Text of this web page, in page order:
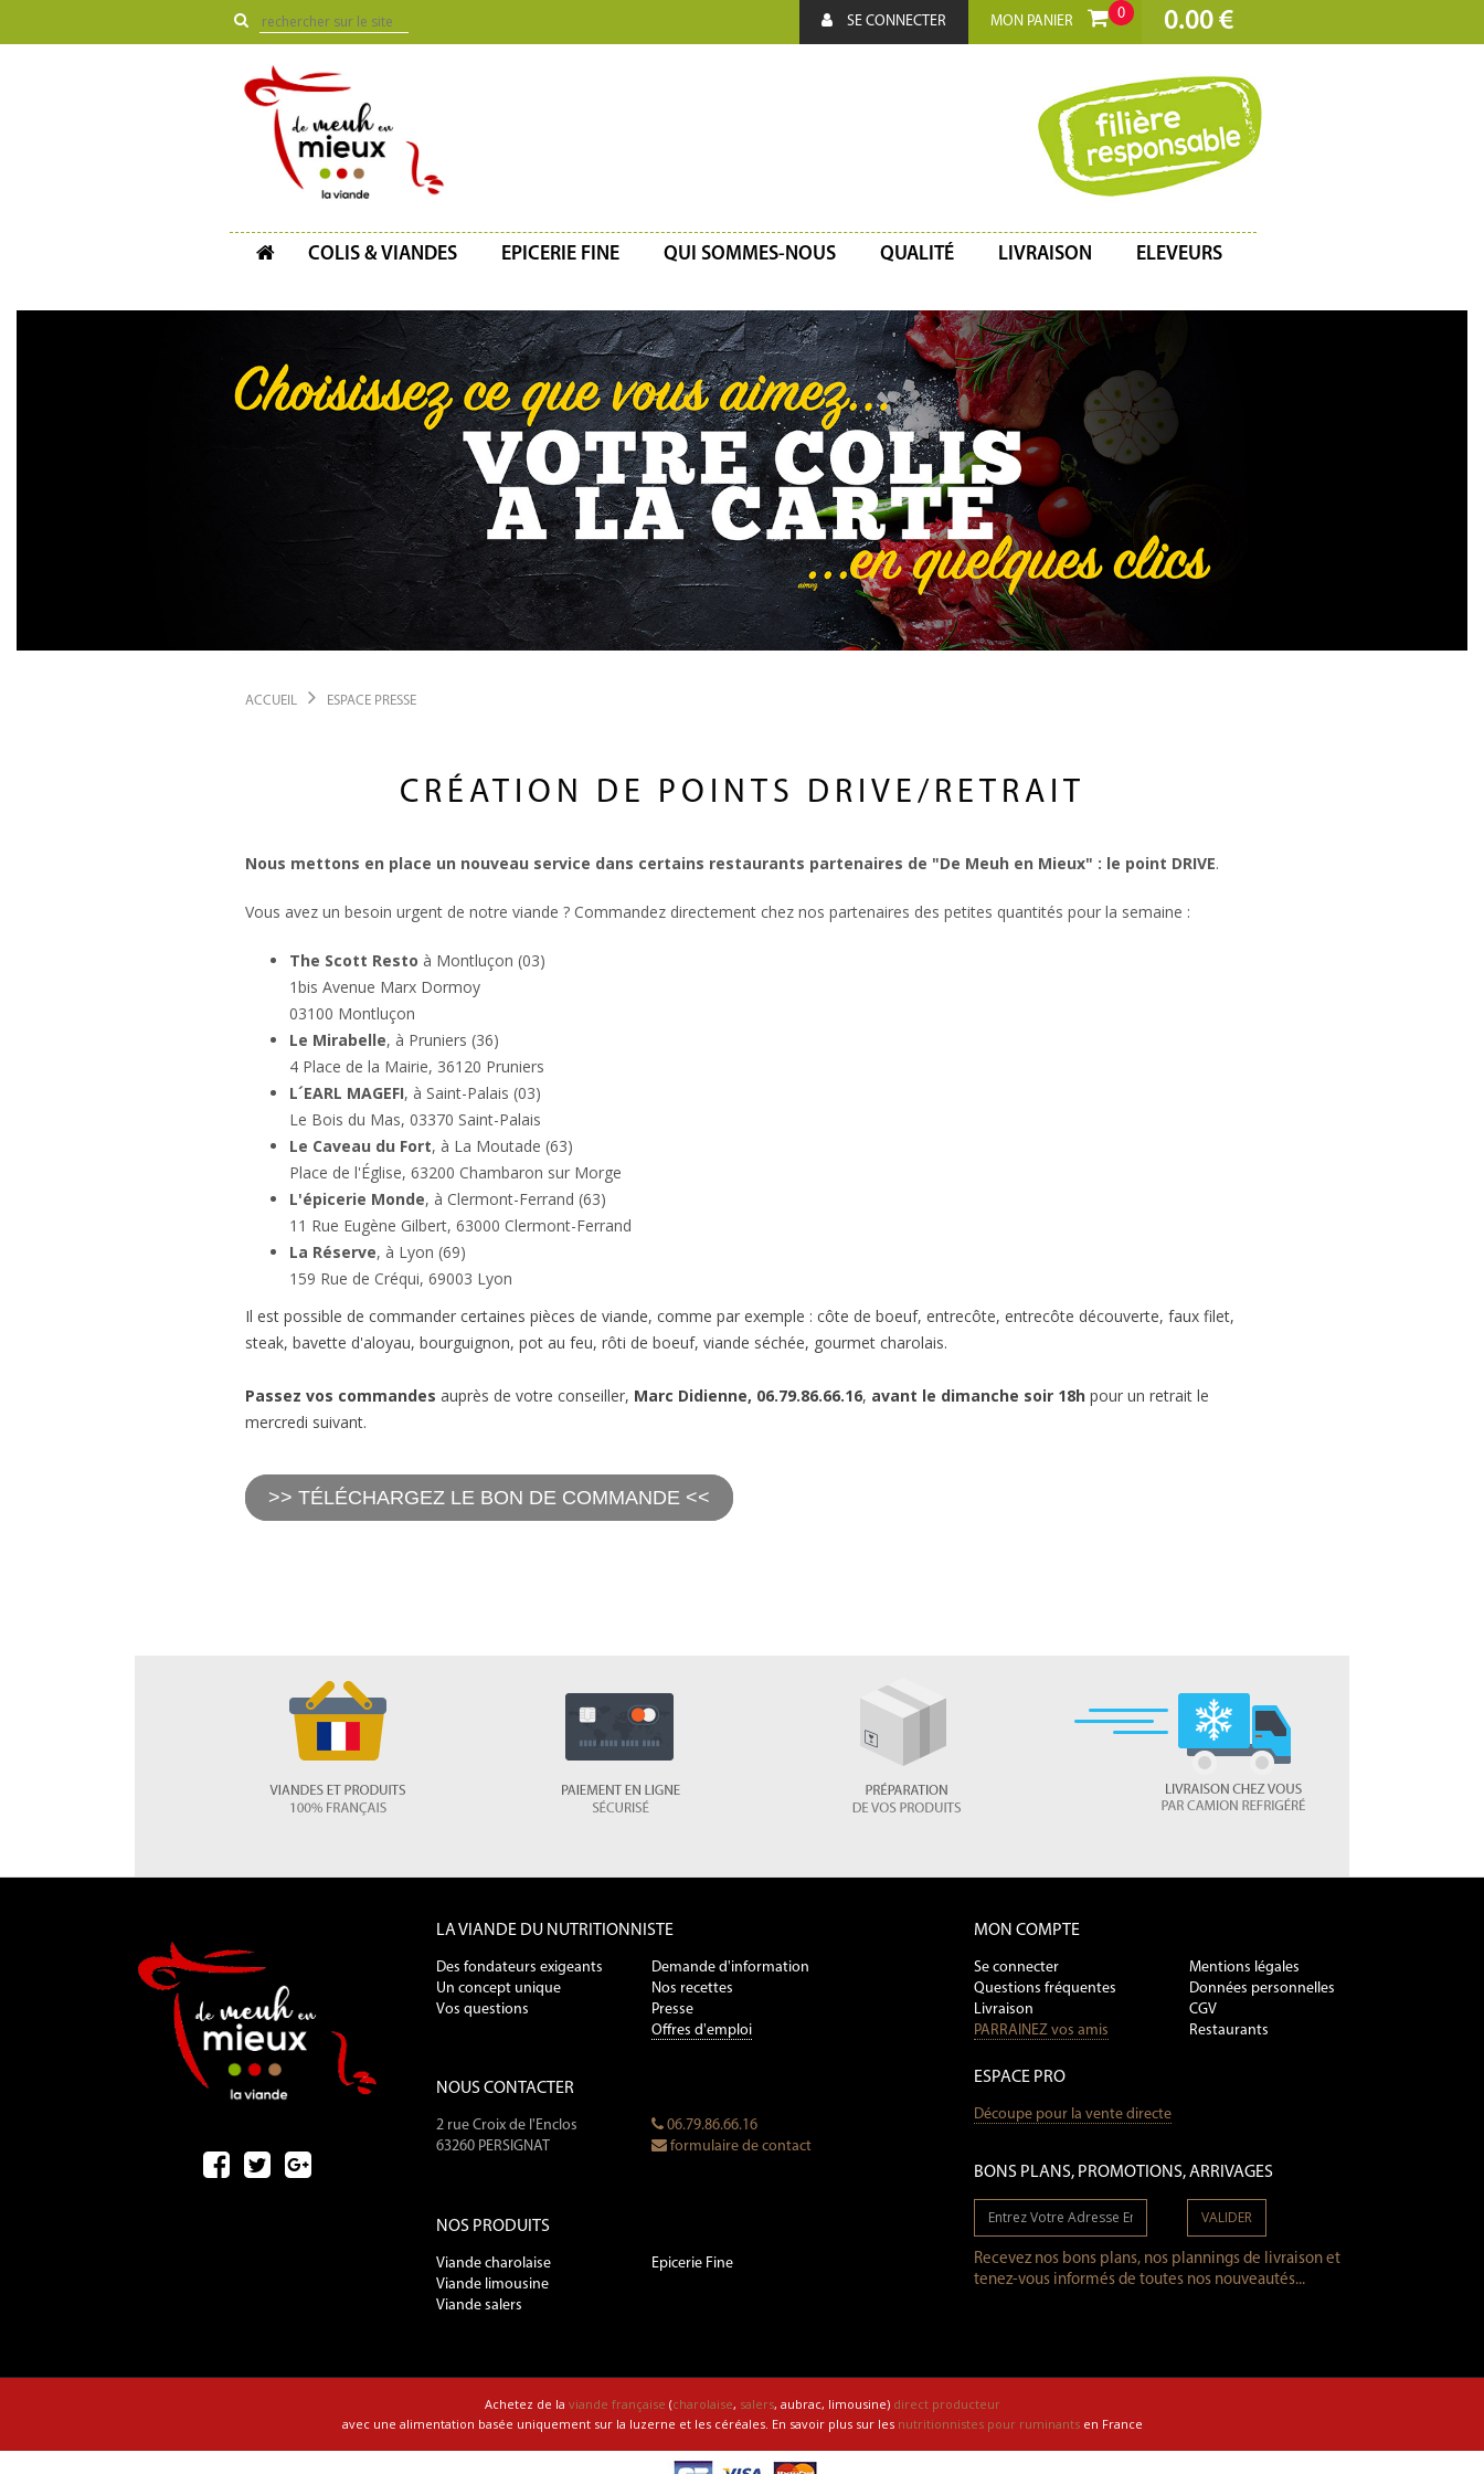
SE CONNECTER MON PANIER 0 0.00 €
COLIS & VIANDES EPICERIE FINE QUI SOMMES-NOUS QUALITÉ LIVRAISON ELEVEURS
ACCUEIL ESPACE PRESSE
CRÉATION DE POINTS DRIVE/RETRAIT
Nous mettons en place un nouveau service dans certains restaurants partenaires de "De Meuh en Mieux" : le point DRIVE.
Vous avez un besoin urgent de notre viande ? Commandez directement chez nos partenaires des petites quantités pour la semaine :
The Scott Resto à Montluçon (03)
1bis Avenue Marx Dormoy
03100 Montluçon
Le Mirabelle, à Pruniers (36)
4 Place de la Mairie, 36120 Pruniers
L´EARL MAGEFI, à Saint-Palais (03)
Le Bois du Mas, 03370 Saint-Palais
Le Caveau du Fort, à La Moutade (63)
Place de l'Église, 63200 Chambaron sur Morge
L'épicerie Monde, à Clermont-Ferrand (63)
11 Rue Eugène Gilbert, 63000 Clermont-Ferrand
La Réserve, à Lyon (69)
159 Rue de Créqui, 69003 Lyon
Il est possible de commander certaines pièces de viande, comme par exemple : côte de boeuf, entrecôte, entrecôte découverte, faux filet,
steak, bavette d'aloyau, bourguignon, pot au feu, rôti de boeuf, viande séchée, gourmet charolais.
Passez vos commandes auprès de votre conseiller, Marc Didienne, 06.79.86.66.16, avant le dimanche soir 18h pour un retrait le
mercredi suivant.
>> TÉLÉCHARGEZ LE BON DE COMMANDE <<
LA VIANDE DU NUTRITIONNISTE
Des fondateurs exigeants
Un concept unique
Vos questions
Demande d'information
Nos recettes
Presse
Offres d'emploi
NOUS CONTACTER
2 rue Croix de l'Enclos
63260 PERSIGNAT
06.79.86.66.16
formulaire de contact
NOS PRODUITS
Viande charolaise
Viande limousine
Viande salers
Epicerie Fine
MON COMPTE
Se connecter
Questions fréquentes
Livraison
PARRAINEZ vos amis
Mentions légales
Données personnelles
CGV
Restaurants
ESPACE PRO
Découpe pour la vente directe
BONS PLANS, PROMOTIONS, ARRIVAGES
VALIDER
Recevez nos bons plans, nos plannings de livraison et
tenez-vous informés de toutes nos nouveautés...
Achetez de la viande française (charolaise, salers, aubrac, limousine) direct producteur
avec une alimentation basée uniquement sur la luzerne et les céréales. En savoir plus sur les nutritionnistes pour ruminantsen France